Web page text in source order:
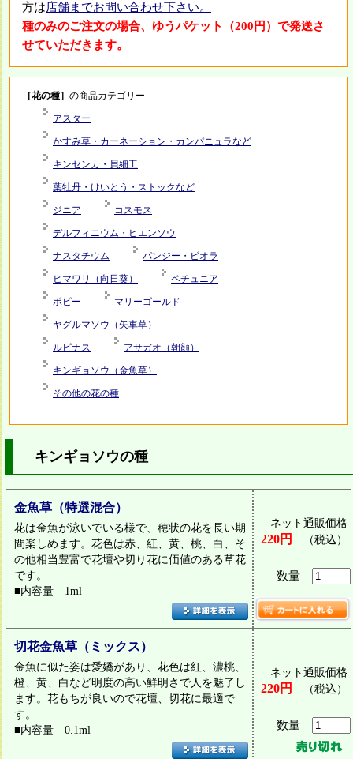
方は店舗までお問い合わせ下さい。
種のみのご注文の場合、ゆうパケット（200円）で発送さ
せていただきます。
［花の種］ の商品カテゴリー
アスター
かすみ草・カーネーション・カンパニュラなど
キンセンカ・貝細工
葉牡丹・けいとう・ストックなど
ジニア コスモス
デルフィニウム・ヒエンソウ
ナスタチウム パンジー・ビオラ
ヒマワリ（向日葵） ペチュニア
ポピー マリーゴールド
ヤグルマソウ（矢車草）
ルピナス アサガオ（朝顔）
キンギョソウ（金魚草）
その他の花の種
キンギョソウの種
金魚草（特選混合）
花は金魚が泳いでいる様で、穂状の花を長い期
間楽しめます。花色は赤、紅、黄、桃、白、そ
の他相当豊富で花壇や切り花に価値のある草花
です。
■内容量 1ml
ネット通販価格
220円 （税込）
数量
切花金魚草（ミックス）
金魚に似た姿は愛嬌があり、花色は紅、濃桃、
橙、黄、白など明度の高い鮮明さで人を魅了し
ます。花もちが良いので花壇、切花に最適で
す。
■内容量 0.1ml
ネット通販価格
220円 （税込）
数量